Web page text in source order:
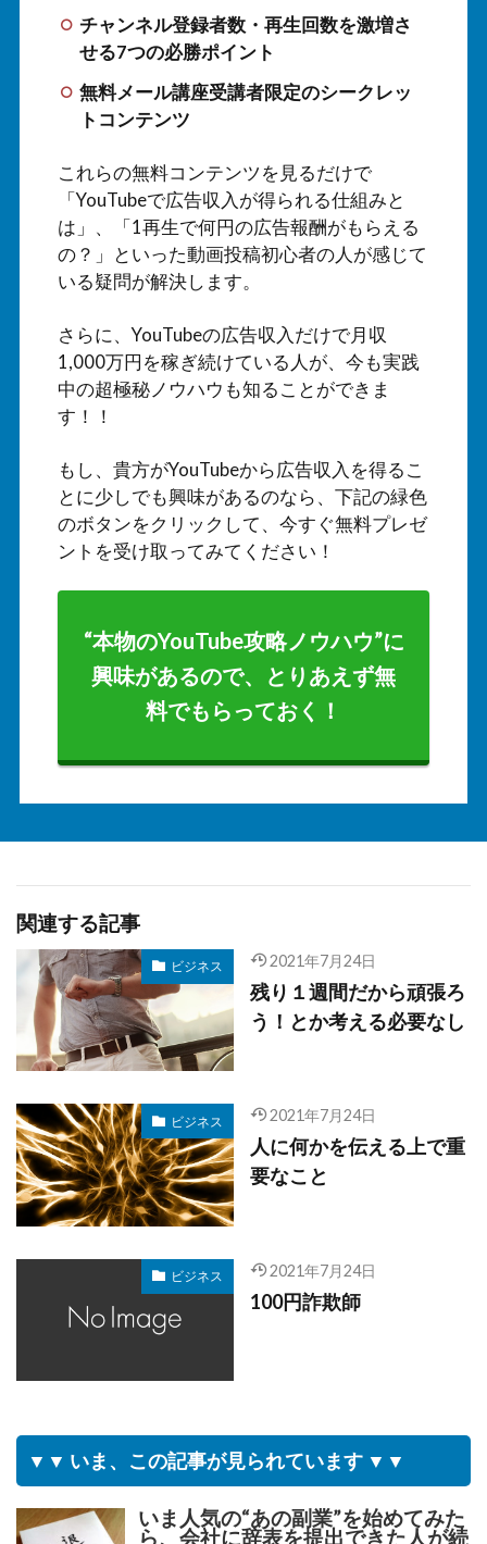
チャンネル登録者数・再生回数を激増さ
せる7つの必勝ポイント
無料メール講座受講者限定のシークレッ
トコンテンツ
これらの無料コンテンツを見るだけで
「YouTubeで広告収入が得られる仕組みと
は」、「1再生で何円の広告報酬がもらえる
の？」といった動画投稿初心者の人が感じて
いる疑問が解決します。
さらに、YouTubeの広告収入だけで月収
1,000万円を稼ぎ続けている人が、今も実践
中の超極秘ノウハウも知ることができま
す！！
もし、貴方がYouTubeから広告収入を得るこ
とに少しでも興味があるのなら、下記の緑色
のボタンをクリックして、今すぐ無料プレゼ
ントを受け取ってみてください！
“本物のYouTube攻略ノウハウ”に
興味があるので、とりあえず無
料でもらっておく！
関連する記事
ビジネス 2021年7月24日
残り１週間だから頑張ろ
う！とか考える必要なし
ビジネス 2021年7月24日
人に何かを伝える上で重
要なこと
ビジネス 2021年7月24日
100円詐欺師
▼▼ いま、この記事が見られています ▼▼
いま人気の“あの副業”を始めてみた
ら、会社に辞表を提出できた人が続